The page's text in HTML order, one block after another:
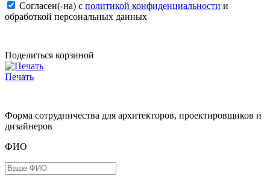
Согласен(-на) c политикой конфиденциальности и
обработкой персональных данных
Поделиться корзиной
Печать
Форма сотрудничества для архитекторов, проектировщиков и
дизайнеров
ФИО